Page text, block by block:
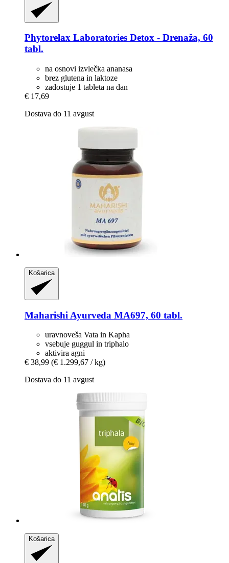
Phytorelax Laboratories Detox -​ Drenaža, 60
tabl.
na osnovi izvlečka ananasa
brez glutena in laktoze
zadostuje 1 tableta na dan
€ 17,69
Dostava do 11 avgust
Košarica
Maharishi Ayurveda MA697, 60 tabl.
uravnoveša Vata in Kapha
vsebuje guggul in triphalo
aktivira agni
€ 38,99 (€ 1.299,67 / kg)
Dostava do 11 avgust
Košarica